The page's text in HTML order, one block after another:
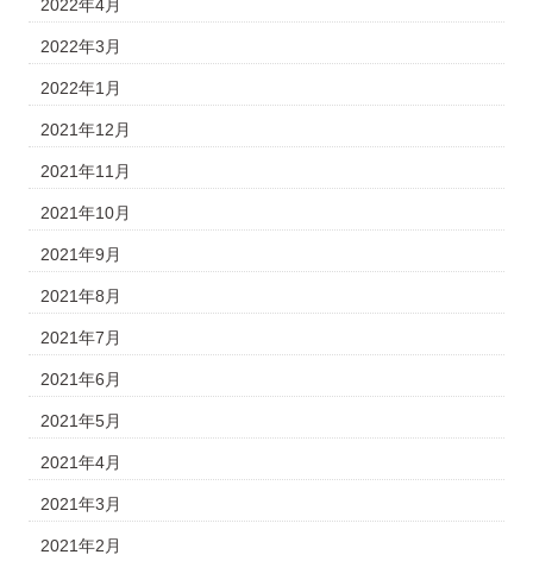
2022年4月
2022年3月
2022年1月
2021年12月
2021年11月
2021年10月
2021年9月
2021年8月
2021年7月
2021年6月
2021年5月
2021年4月
2021年3月
2021年2月